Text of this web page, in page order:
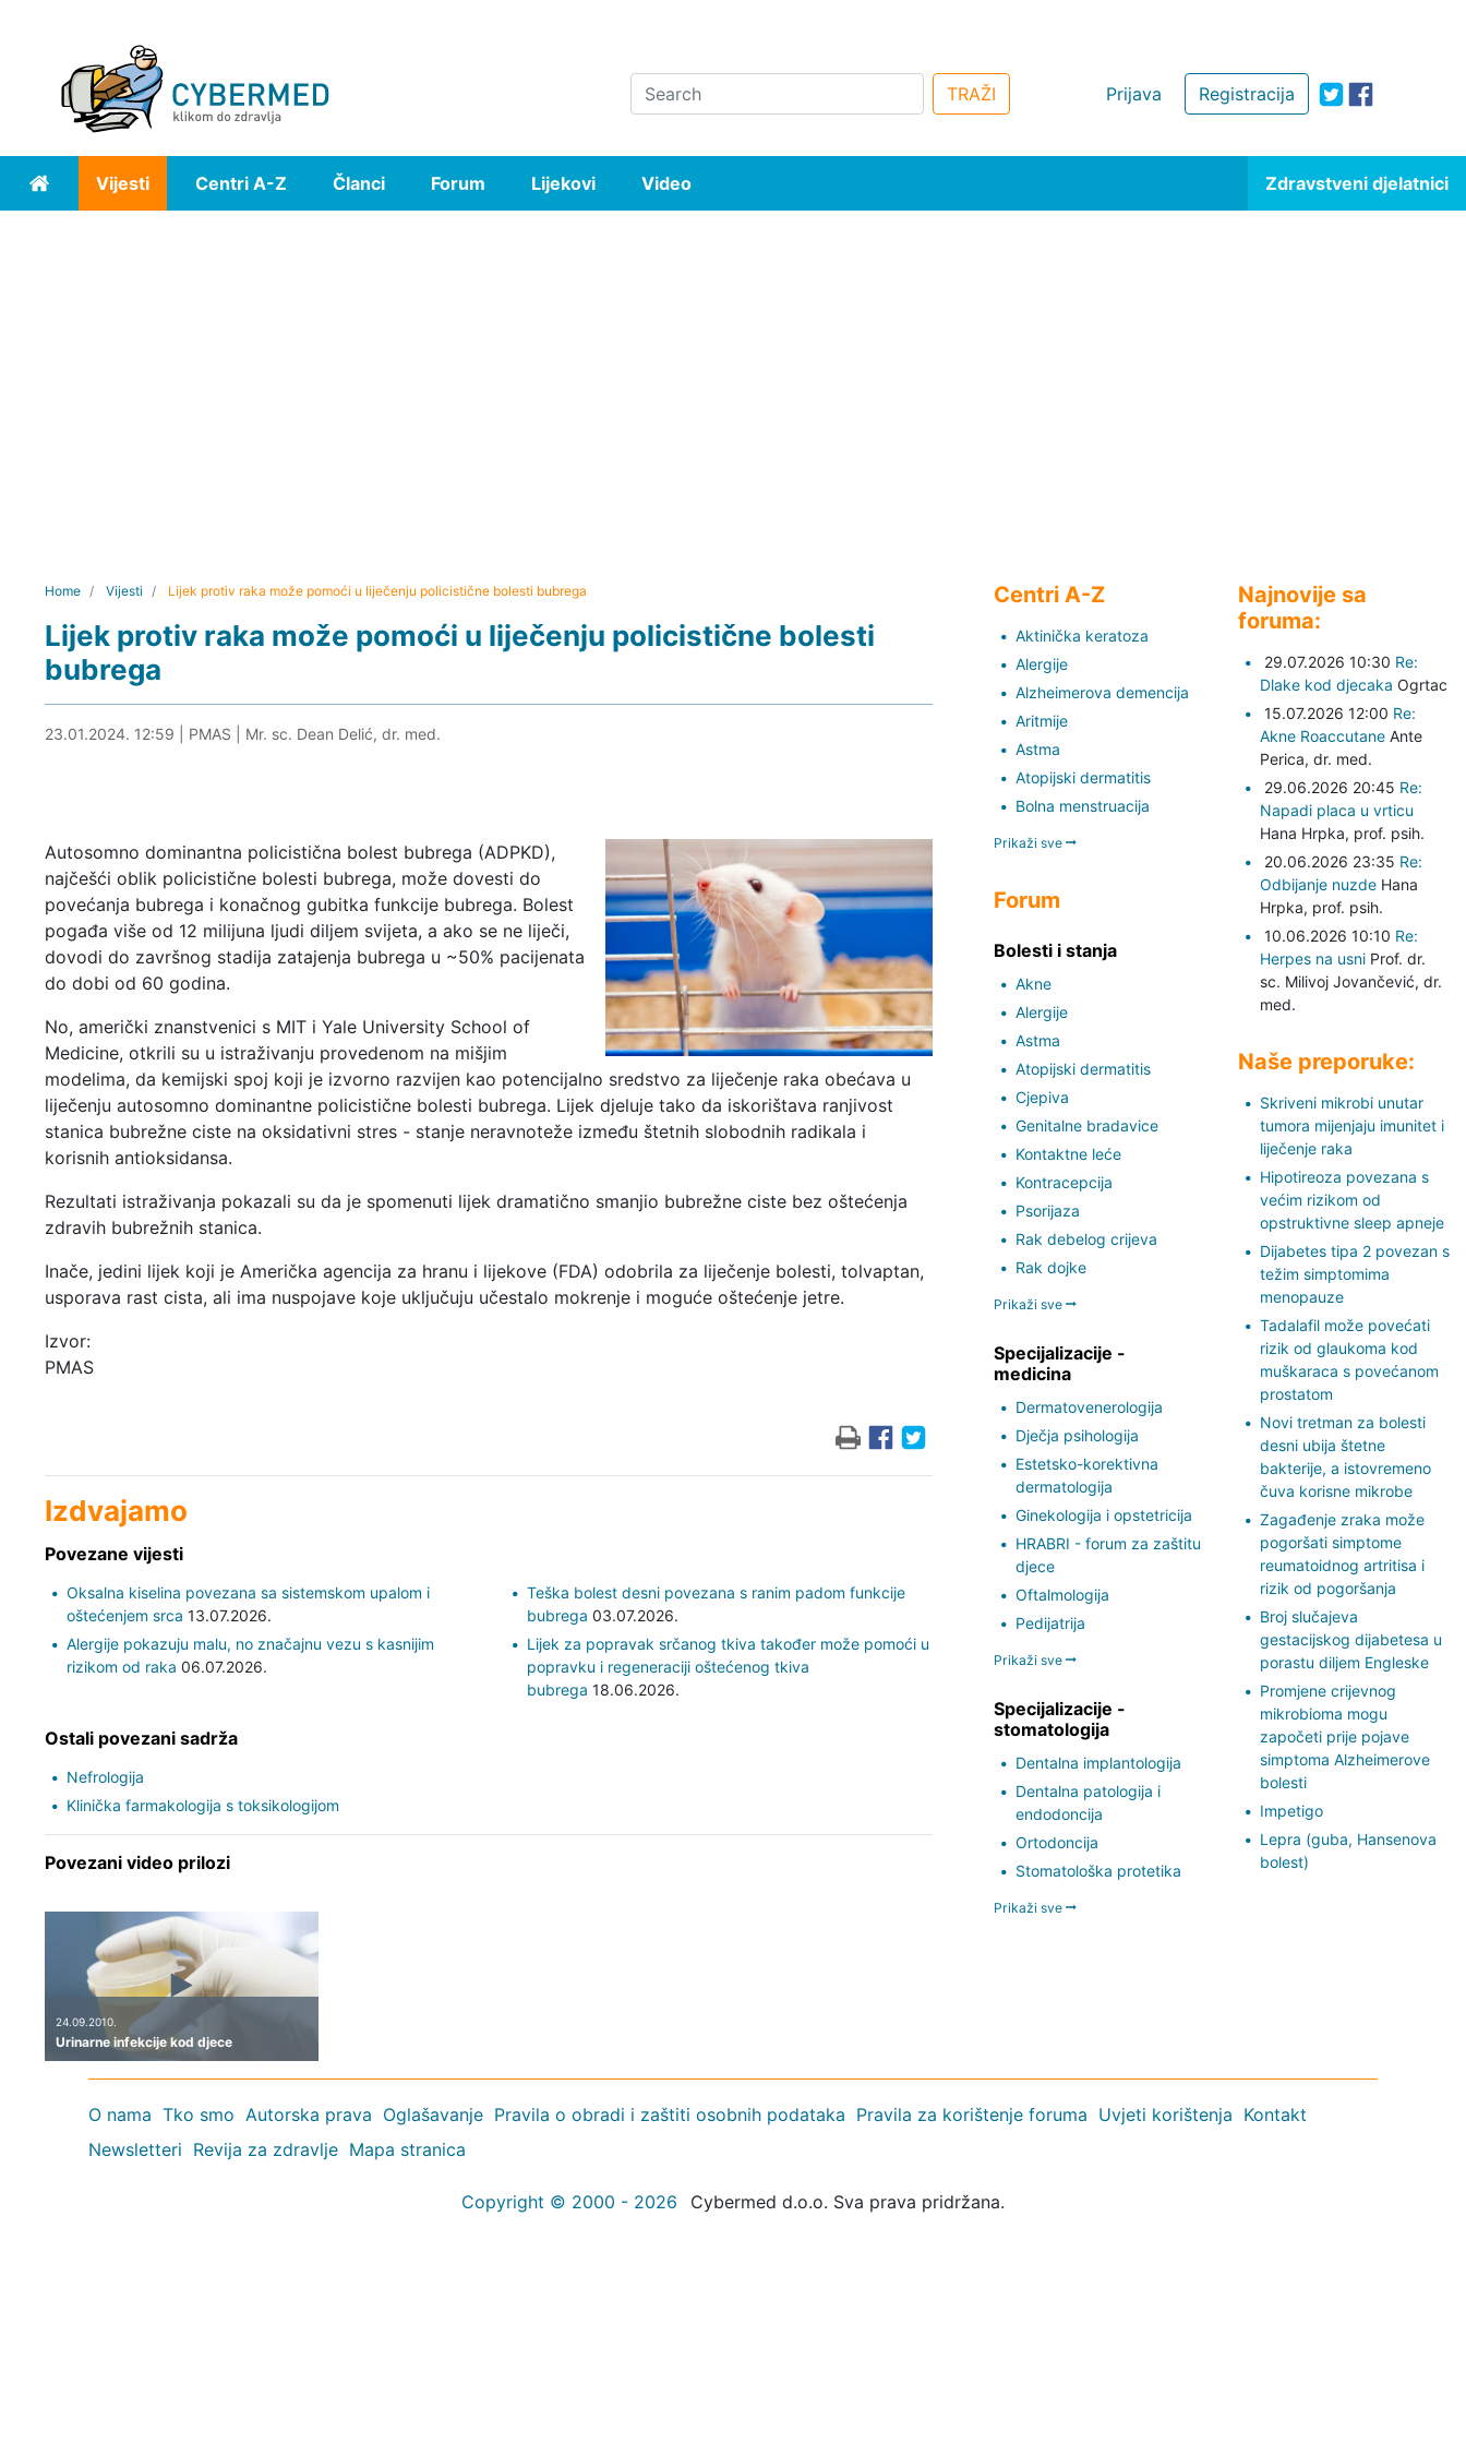
Registracija
Prijava
Search TRAŽI
Home Vijesti Centri A-Z Članci Forum Lijekovi Video Zdravstveni djelatnici
Home Vijesti Lijek protiv raka može pomoći u liječenju policistične bolesti bubrega
Lijek protiv raka može pomoći u liječenju policistične bolesti
bubrega
23.01.2024. 13:24
23.01.2024. 12:59 PMAS Mr. sc. Dean Delić, dr. med.
Autosomno dominantna policistična bolest bubrega (ADPKD),
najčešći oblik policistične bolesti bubrega, može dovesti do
povećanja bubrega i konačnog gubitka funkcije bubrega. Bolest
pogađa više od 12 milijuna ljudi diljem svijeta, a ako se ne liječi,
dovodi do završnog stadija zatajenja bubrega u ~50% pacijenata
do dobi od 60 godina.
No, američki znanstvenici s MIT i Yale University School of
Medicine, otkrili su u istraživanju provedenom na mišjim
modelima, da kemijski spoj koji je izvorno razvijen kao potencijalno sredstvo za liječenje raka obećava u
liječenju autosomno dominantne policistične bolesti bubrega. Lijek djeluje tako da iskorištava ranjivost
stanica bubrežne ciste na oksidativni stres - stanje neravnoteže između štetnih slobodnih radikala i
korisnih antioksidansa.
Rezultati istraživanja pokazali su da je spomenuti lijek dramatično smanjio bubrežne ciste bez oštećenja
zdravih bubrežnih stanica.
Inače, jedini lijek koji je Američka agencija za hranu i lijekove (FDA) odobrila za liječenje bolesti, tolvaptan,
usporava rast cista, ali ima nuspojave koje uključuju učestalo mokrenje i moguće oštećenje jetre.
Izvor:
PMAS
Izdvajamo
Povezane vijesti
Oksalna kiselina povezana sa sistemskom upalom i
oštećenjem srca 13.07.2026.
Alergije pokazuju malu, no značajnu vezu s kasnijim
rizikom od raka 06.07.2026.
Teška bolest desni povezana s ranim padom funkcije
bubrega 03.07.2026.
Lijek za popravak srčanog tkiva također može pomoći u
popravku i regeneraciji oštećenog tkiva
bubrega 18.06.2026.
Ostali povezani sadrža
Nefrologija
Klinička farmakologija s toksikologijom
Povezani video prilozi
24.09.2010.
Urinarne infekcije kod djece
Centri A-Z
Aktinička keratoza
Alergije
Alzheimerova demencija
Aritmije
Astma
Atopijski dermatitis
Bolna menstruacija
Prikaži sve
Forum
Bolesti i stanja
Akne
Alergije
Astma
Atopijski dermatitis
Cjepiva
Genitalne bradavice
Kontaktne leće
Kontracepcija
Psorijaza
Rak debelog crijeva
Rak dojke
Prikaži sve
Specijalizacije -
medicina
Dermatovenerologija
Dječja psihologija
Estetsko-korektivna
dermatologija
Ginekologija i opstetricija
HRABRI - forum za zaštitu
djece
Oftalmologija
Pedijatrija
Prikaži sve
Specijalizacije -
stomatologija
Dentalna implantologija
Dentalna patologija i
endodoncija
Ortodoncija
Stomatološka protetika
Prikaži sve
Najnovije sa
foruma:
29.07.2026 10:30 Re:
Dlake kod djecaka Ogrtac
15.07.2026 12:00 Re:
Akne Roaccutane Ante
Perica, dr. med.
29.06.2026 20:45 Re:
Napadi placa u vrticu
Hana Hrpka, prof. psih.
20.06.2026 23:35 Re:
Odbijanje nuzde Hana
Hrpka, prof. psih.
10.06.2026 10:10 Re:
Herpes na usni Prof. dr.
sc. Milivoj Jovančević, dr.
med.
Naše preporuke:
Skriveni mikrobi unutar
tumora mijenjaju imunitet i
liječenje raka
Hipotireoza povezana s
većim rizikom od
opstruktivne sleep apneje
Dijabetes tipa 2 povezan s
težim simptomima
menopauze
Tadalafil može povećati
rizik od glaukoma kod
muškaraca s povećanom
prostatom
Novi tretman za bolesti
desni ubija štetne
bakterije, a istovremeno
čuva korisne mikrobe
Zagađenje zraka može
pogoršati simptome
reumatoidnog artritisa i
rizik od pogoršanja
Broj slučajeva
gestacijskog dijabetesa u
porastu diljem Engleske
Promjene crijevnog
mikrobioma mogu
započeti prije pojave
simptoma Alzheimerove
bolesti
Impetigo
Lepra (guba, Hansenova
bolest)
O nama Tko smo Autorska prava Oglašavanje Pravila o obradi i zaštiti osobnih podataka Pravila za korištenje foruma Uvjeti korištenja Kontakt
Newsletteri Revija za zdravlje Mapa stranica
Copyright © 2000 - 2026 Cybermed d.o.o. Sva prava pridržana.